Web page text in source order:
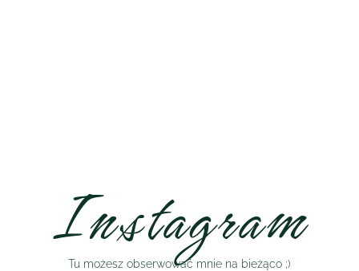
Instagram
Tu możesz obserwować mnie na bieżąco ;)